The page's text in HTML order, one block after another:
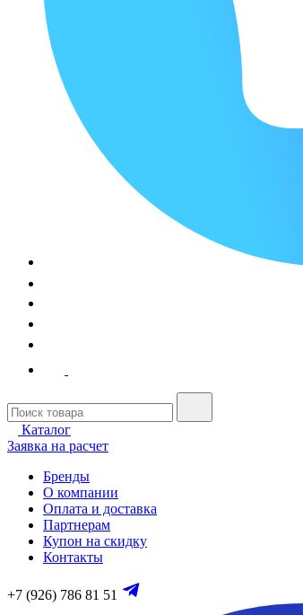
Каталог
Заявка на расчет
Бренды
О компании
Оплата и доставка
Партнерам
Купон на скидку
Контакты
+7 (926) 786 81 51